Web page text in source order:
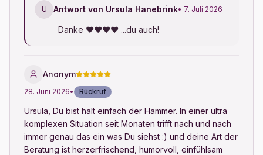
U Antwort von Ursula Hanebrink• 7. Juli 2026
Danke ♥♥♥♥ ...du auch!
Anonym
28. Juni 2026• Rückruf
Ursula, Du bist halt einfach der Hammer. In einer ultra
komplexen Situation seit Monaten trifft nach und nach
immer genau das ein was Du siehst :) und deine Art der
Beratung ist herzerfrischend, humorvoll, einfühlsam